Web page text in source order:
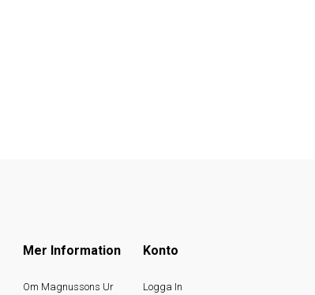
Mer Information
Om Magnussons Ur
Konto
Logga In